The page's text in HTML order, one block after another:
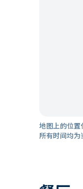
地图上的位置
所有时间均为